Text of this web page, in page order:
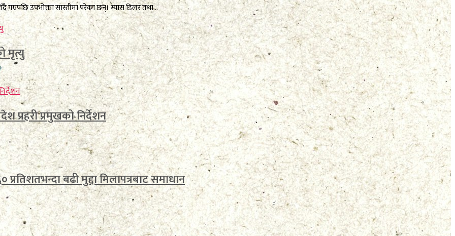
उपभोक्ता सास्तीमा परेका छन्। ग्यास डिलर तथा...
मृत्यु
प्रहरी प्रमुखको निर्देशन
बढी मुद्दा मिलापत्रबाट समाधान